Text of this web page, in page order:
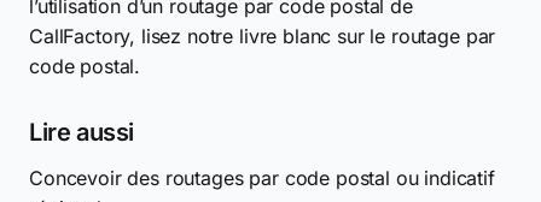
l’utilisation d’un routage par code postal de
CallFactory, lisez notre livre blanc sur le routage par
code postal.
Lire aussi
Concevoir des routages par code postal ou indicatif